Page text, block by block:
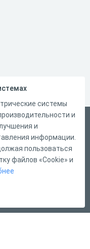
системы
и
и
информации.
пользоваться
файлов «Cookie» и